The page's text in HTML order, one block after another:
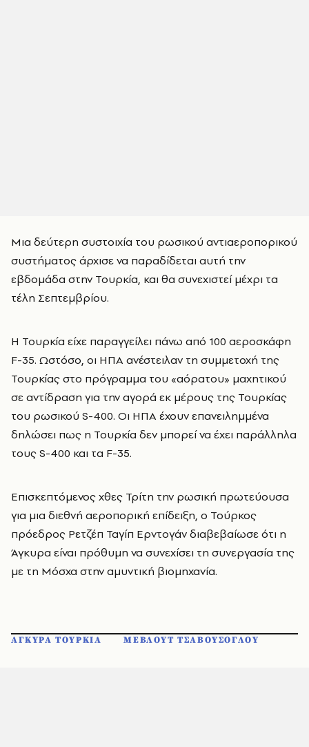
Μια δεύτερη συστοιχία του ρωσικού αντιαεροπορικού
συστήματος άρχισε να παραδίδεται αυτή την
εβδομάδα στην Τουρκία, και θα συνεχιστεί μέχρι τα
τέλη Σεπτεμβρίου.
Η Τουρκία είχε παραγγείλει πάνω από 100 αεροσκάφη
F-35. Ωστόσο, οι ΗΠΑ ανέστειλαν τη συμμετοχή της
Τουρκίας στο πρόγραμμα του «αόρατου» μαχητικού
σε αντίδραση για την αγορά εκ μέρους της Τουρκίας
του ρωσικού S-400. Οι ΗΠΑ έχουν επανειλημμένα
δηλώσει πως η Τουρκία δεν μπορεί να έχει παράλληλα
τους S-400 και τα F-35.
Επισκεπτόμενος χθες Τρίτη την ρωσική πρωτεύουσα
για μια διεθνή αεροπορική επίδειξη, ο Τούρκος
πρόεδρος Ρετζέπ Ταγίπ Ερντογάν διαβεβαίωσε ότι η
Άγκυρα είναι πρόθυμη να συνεχίσει τη συνεργασία της
με τη Μόσχα στην αμυντική βιομηχανία.
ΑΓΚΥΡΑ ΤΟΥΡΚΙΑ ΜΕΒΛΟΥΤ ΤΣΑΒΟΥΣΟΓΛΟΥ